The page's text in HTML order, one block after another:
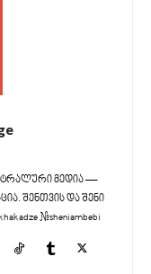
მედია —
შენთვის და შენი
#sheniambebi